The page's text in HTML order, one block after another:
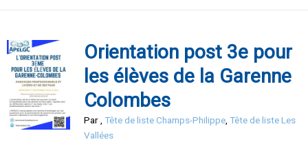
Orientation post 3e pour
les élèves de la Garenne
Colombes
Par Tête de liste Champs-Philippe Tête de liste Les
Vallées